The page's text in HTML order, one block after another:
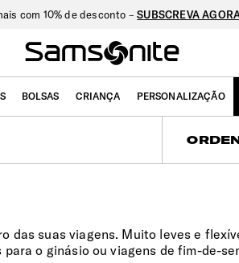
com 10% de desconto –SUBSCREVA
BOLSAS CRIANÇA PERSONALIZAÇÃO
das suas viagens. Muito leves e
o ginásio ou viagens de fim-de-